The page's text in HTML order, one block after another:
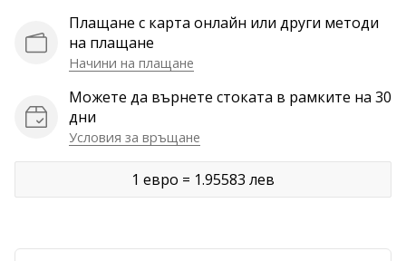
ги
да
генерират
приходи.
…
Плащане с карта онлайн или други методи
на плащане
Начини на плащане
Можете да върнете стоката в рамките на 30
дни
Условия за връщане
1 евро = 1.95583 лев